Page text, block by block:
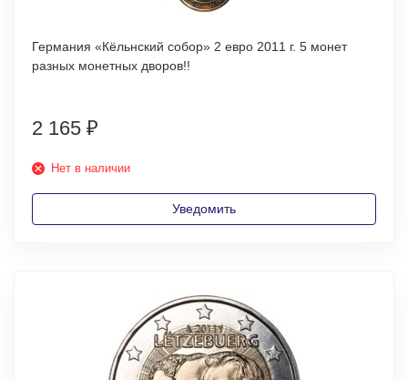
Германия «Кёльнский собор» 2 евро 2011 г. 5 монет
разных монетных дворов!!
2 165 ₽
Нет в наличии
Уведомить